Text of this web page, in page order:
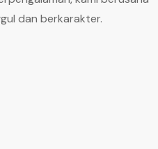
dan berkarakter.